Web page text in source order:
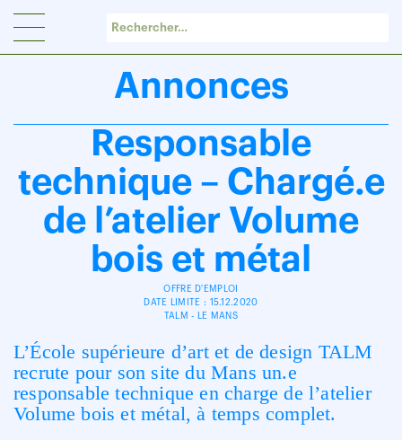
Annonces
Responsable
technique – Chargé.e
de l’atelier Volume
bois et métal
OFFRE D'EMPLOI
DATE LIMITE : 15.12.2020
TALM - LE MANS
L’École supérieure d’art et de design TALM
recrute pour son site du Mans un.e
responsable technique en charge de l’atelier
Volume bois et métal, à temps complet.